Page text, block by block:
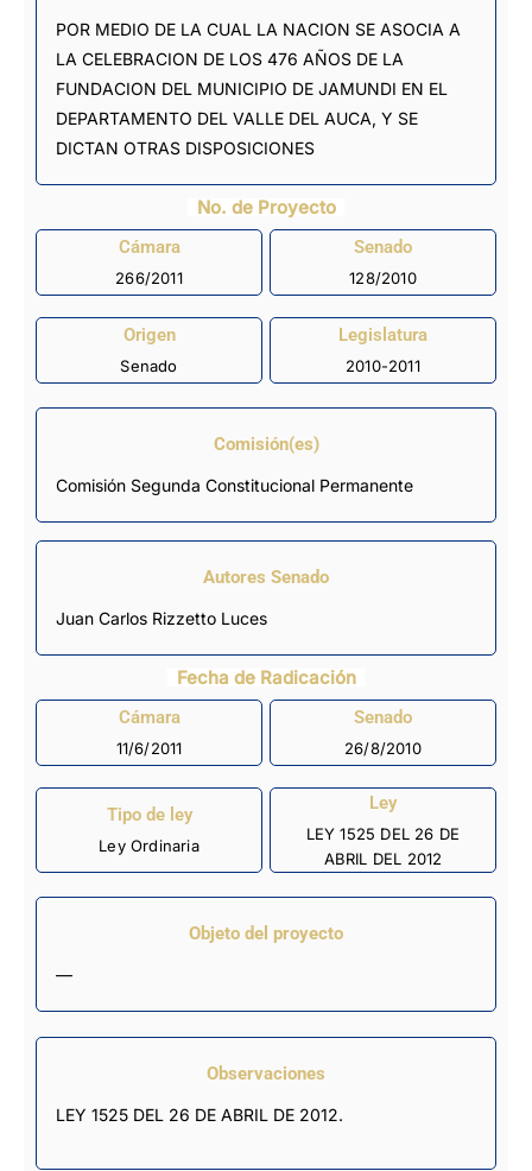
POR MEDIO DE LA CUAL LA NACION SE ASOCIA A
LA CELEBRACION DE LOS 476 AÑOS DE LA
FUNDACION DEL MUNICIPIO DE JAMUNDI EN EL
DEPARTAMENTO DEL VALLE DEL AUCA, Y SE
DICTAN OTRAS DISPOSICIONES
No. de Proyecto
Cámara
266/2011
Senado
128/2010
Origen
Senado
Legislatura
2010-2011
Comisión(es)
Comisión Segunda Constitucional Permanente
Autores Senado
Juan Carlos Rizzetto Luces
Fecha de Radicación
Cámara
11/6/2011
Senado
26/8/2010
Tipo de ley
Ley Ordinaria
Ley
LEY 1525 DEL 26 DE
ABRIL DEL 2012
Objeto del proyecto
—
Observaciones
LEY 1525 DEL 26 DE ABRIL DE 2012.